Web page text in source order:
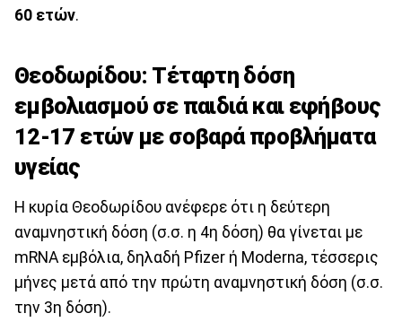
60 ετών.
Θεοδωρίδου: Τέταρτη δόση
εμβολιασμού σε παιδιά και εφήβους
12-17 ετών με σοβαρά προβλήματα
υγείας
Η κυρία Θεοδωρίδου ανέφερε ότι η δεύτερη
αναμνηστική δόση (σ.σ. η 4η δόση) θα γίνεται με
mRNA εμβόλια, δηλαδή Pfizer ή Moderna, τέσσερις
μήνες μετά από την πρώτη αναμνηστική δόση (σ.σ.
την 3η δόση).